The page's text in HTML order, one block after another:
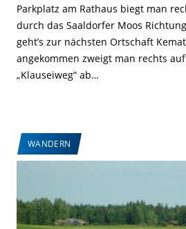
Parkplatz am Rathaus biegt man
durch das Saaldorfer Moos
geht’s zur nächsten Ortschaft
angekommen zweigt man rechts
„Klauseiweg“ ab…
WANDERN